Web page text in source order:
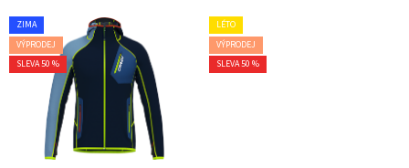
ZIMA
VÝPRODEJ
SLEVA 50 %
LÉTO
VÝPRODEJ
SLEVA 50 %